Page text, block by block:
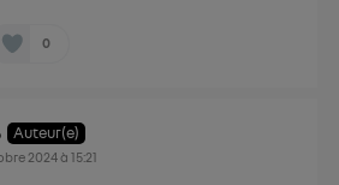
0
Auteur(e)
2024à15:21